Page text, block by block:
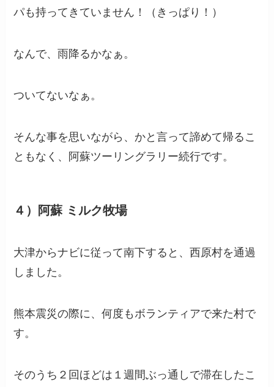
パも持ってきていません！（きっぱり！）
なんで、雨降るかなぁ。
ついてないなぁ。
そんな事を思いながら、かと言って諦めて帰るこ
ともなく、阿蘇ツーリングラリー続行です。
４）阿蘇 ミルク牧場
大津からナビに従って南下すると、西原村を通過
しました。
熊本震災の際に、何度もボランティアで来た村で
す。
そのうち２回ほどは１週間ぶっ通しで滞在したこ